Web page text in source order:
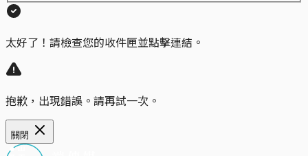
太好了！請檢查您的收件匣並點擊連結。
抱歉，出現錯誤。請再試一次。
關閉